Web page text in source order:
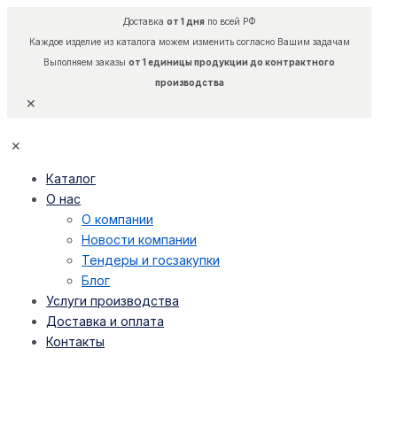
Доставка от 1 дняпо всей РФ
Каждое изделие из каталога можем изменить согласно Вашим задачам
Выполняем заказы от 1 единицы продукции до контрактного
производства
✕
✕
Каталог
О нас
О компании
Новости компании
Тендеры и госзакупки
Блог
Услуги производства
Доставка и оплата
Контакты